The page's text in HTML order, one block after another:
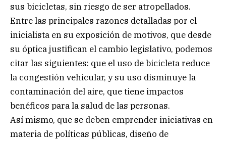
sus bicicletas, sin riesgo de ser atropellados.
Entre las principales razones detalladas por el
inicialista en su exposición de motivos, que desde
su óptica justifican el cambio legislativo, podemos
citar las siguientes: que el uso de bicicleta reduce
la congestión vehicular, y su uso disminuye la
contaminación del aire, que tiene impactos
benéficos para la salud de las personas.
Así mismo, que se deben emprender iniciativas en
materia de políticas públicas, diseño de